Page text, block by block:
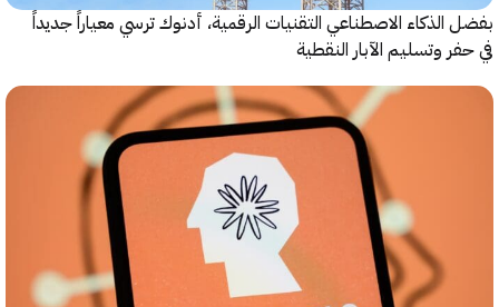
الاصطناعي التقنيات الرقمية، أدنوك ترسي معياراً جديداً
وتسليم الآبار النقطية